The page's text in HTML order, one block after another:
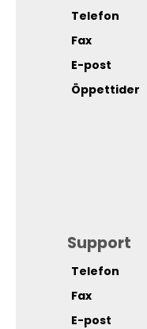
Telefon
Fax
E-post
Öppettider
Support
Telefon
Fax
E-post